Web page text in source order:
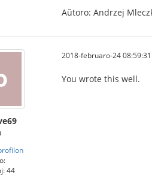
Aŭtoro: Andrzej
44
2018-februaro-24 08:59:31
You wrote this well.